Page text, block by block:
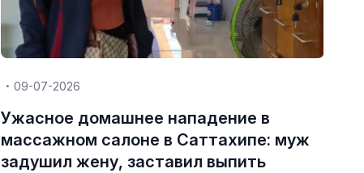
09-07-2026
Ужасное домашнее нападение в
массажном салоне в Саттахипе: муж
задушил жену, заставил выпить